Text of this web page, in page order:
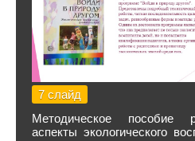
7 слайд
Методическое пособие
аспекты экологического